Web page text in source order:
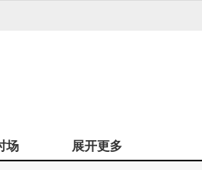
场 展开更多